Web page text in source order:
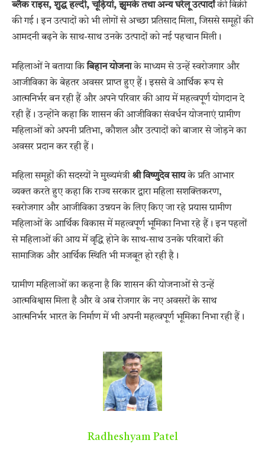
ब्लैक राइस, शुद्ध हल्दी, चूड़ियां, झुमके तथा अन्य घरेलू उत्पादोंकी बिक्री
की गई। इन उत्पादों को भी लोगों से अच्छा प्रतिसाद मिला, जिससे समूहों की
आमदनी बढ़ने के साथ-साथ उनके उत्पादों को नई पहचान मिली।
महिलाओं ने बताया किबिहान योजनाके माध्यम से उन्हें स्वरोजगार और
आजीविका के बेहतर अवसर प्राप्त हुए हैं। इससे वे आर्थिक रूप से
आत्मनिर्भर बन रही हैं और अपने परिवार की आय में महत्वपूर्ण योगदान दे
रही हैं। उन्होंने कहा कि शासन की आजीविका संवर्धन योजनाएं ग्रामीण
महिलाओं को अपनी प्रतिभा, कौशल और उत्पादों को बाजार से जोड़ने का
अवसर प्रदान कर रही हैं।
महिला समूहों की सदस्यों ने मुख्यमंत्री श्री विष्णुदेव सायके प्रति आभार
व्यक्त करते हुए कहा कि राज्य सरकार द्वारा महिला सशक्तिकरण,
स्वरोजगार और आजीविका उन्नयन के लिए किए जा रहे प्रयास ग्रामीण
महिलाओं के आर्थिक विकास में महत्वपूर्ण भूमिका निभा रहे हैं। इन पहलों
से महिलाओं की आय में वृद्धि होने के साथ-साथ उनके परिवारों की
सामाजिक और आर्थिक स्थिति भी मजबूत हो रही है।
ग्रामीण महिलाओं का कहना है कि शासन की योजनाओं से उन्हें
आत्मविश्वास मिला है और वे अब रोजगार के नए अवसरों के साथ
आत्मनिर्भर भारत के निर्माण में भी अपनी महत्वपूर्ण भूमिका निभा रही हैं।
Radheshyam Patel